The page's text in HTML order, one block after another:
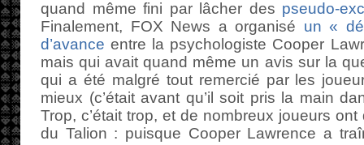
quand même fini par lâcher des pseudo-
Finalement, FOX News a organisé un «
d’avance entre la psychologiste Cooper
mais qui avait quand même un avis sur la
qui a été malgré tout remercié par les
mieux (c’était avant qu’il soit pris la main
Trop, c’était trop, et de nombreux joueurs
du Talion : puisque Cooper Lawrence a